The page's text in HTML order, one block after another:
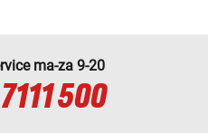
ma-za 9-20
500